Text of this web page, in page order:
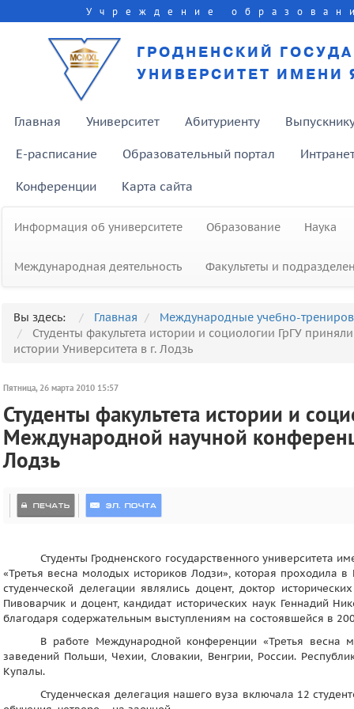
Учреждение
ГРОДНЕНСКИЙ
УНИВЕРСИТЕТ ИМЕНИ
Главная Университет Абитуриенту
E-расписание Образовательный портал
Конференции Карта сайта
Информация об университете Образование Наука
Международная деятельность Факультеты и
Вы здесь: Главная
Международные учебно-
Студенты факультета истории и социологии ГрГУ
истории Университета в г. Лодзь
Пятница, 26 марта 2010 15:57
Студенты факультета истории и
Международной научной
Лодзь
Студенты Гродненского государственного
«Третья весна молодых историков Лодзи», которая проходила
студенческой делегации являлись доцент, доктор
Пивоварчик и доцент, кандидат исторических наук Геннадий
благодаря содержательным выступлениям на состоявшейся в
В работе Международной конференции «Третья весна
заведений Польши, Чехии, Словакии, Венгрии, России.
Купалы.
Студенческая делегация нашего вуза включала 12